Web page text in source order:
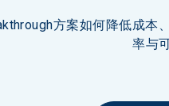
方案如何降低成本
率与